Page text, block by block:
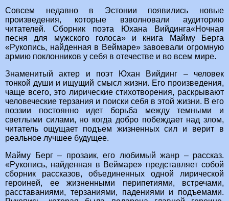
Совсем недавно в Эстонии появились новые
произведения, которые взволновали аудиторию
читателей. Сборник поэта Юхана Вийдинга«Ночная
песня для мужского голоса» и книга Майму Берга
«Рукопись, найденная в Веймаре» завоевали огромную
армию поклонников у себя в отечестве и во всем мире.
Знаменитый актер и поэт Юхан Вийдинг – человек
тонкой души и ищущий смысл жизни. Его произведения,
чаще всего, это лирические стихотворения, раскрывают
человеческие терзания и поиски себя в этой жизни. В его
поэзии постоянно идет борьба между темными и
светлыми силами, но когда добро побеждает над злом,
читатель ощущает подъем жизненных сил и верит в
реальное лучшее будущее.
Майму Берг – прозаик, его любимый жанр – рассказ.
«Рукопись, найденная в Веймаре» представляет собой
сборник рассказов, объединенных одной лирической
героиней, ее жизненными перипетиями, встречами,
расставаниями, терзаниями, падениями и подъемами.